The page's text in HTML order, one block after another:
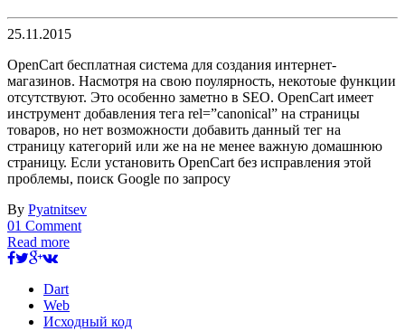
25.11.2015
OpenCart бесплатная система для создания интернет-
магазинов. Насмотря на свою поулярность, некотоые функции
отсутствуют. Это особенно заметно в SEO. OpenCart имеет
инструмент добавления тега rel=”canonical” на страницы
товаров, но нет возможности добавить данный тег на
страницу категорий или же на не менее важную домашнюю
страницу. Если установить OpenCart без исправления этой
проблемы, поиск Google по запросу
By Pyatnitsev
01 Comment
Read more
Dart
Web
Исходный код